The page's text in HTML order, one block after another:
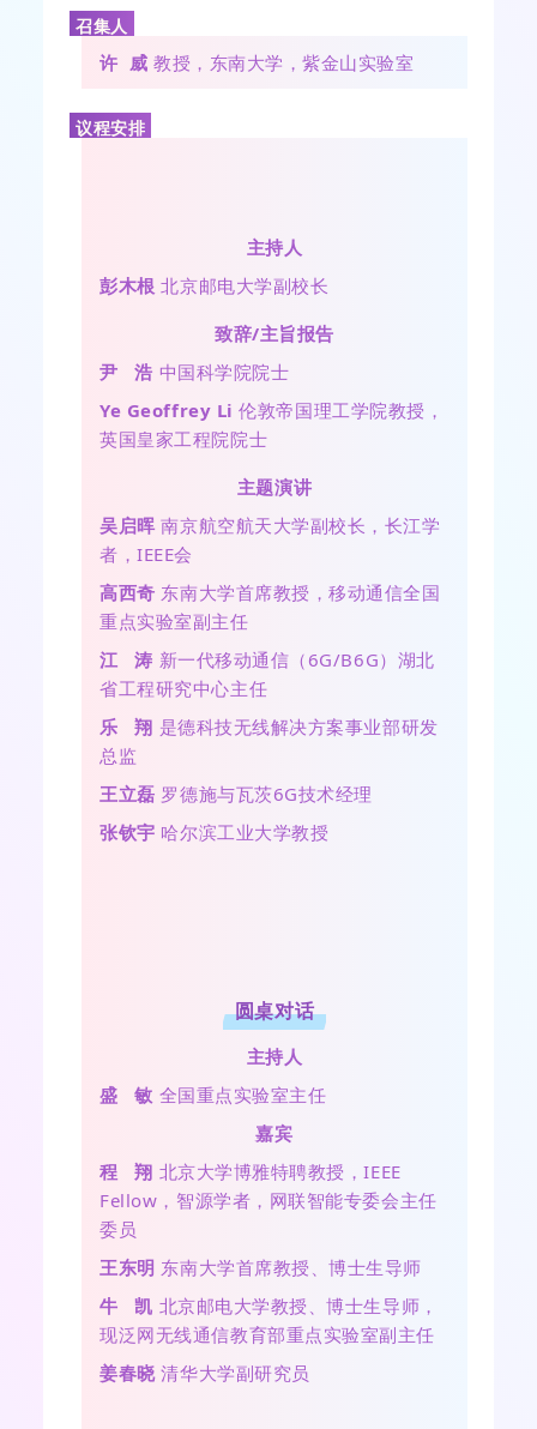
召集人
许 威 教授，东南大学，紫金山实验室
议程安排
主持人
彭木根北京邮电大学副校长
致辞/主旨报告
尹 浩 中国科学院院士
Ye Geoffrey Li 伦敦帝国理工学院教授，
英国皇家工程院院士
主题演讲
吴启晖南京航空航天大学副校长，长江学
者，IEEE会
高西奇 东南大学首席教授，移动通信全国
重点实验室副主任
江 涛 新一代移动通信（6G/B6G）湖北
省工程研究中心主任
乐 翔 是德科技无线解决方案事业部研发
总监
王立磊 罗德施与瓦茨6G技术经理
张钦宇 哈尔滨工业大学教授
圆桌对话
主持人
盛 敏 全国重点实验室主任
嘉宾
程 翔 北京大学博雅特聘教授，IEEE
Fellow，智源学者，网联智能专委会主任
委员
王东明 东南大学首席教授、博士生导师
牛 凯 北京邮电大学教授、博士生导师，
现泛网无线通信教育部重点实验室副主任
姜春晓清华大学副研究员